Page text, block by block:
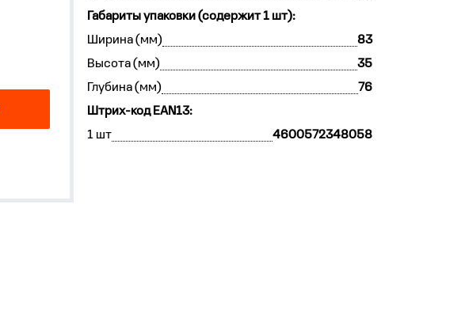
Габариты упаковки (содержит 1 шт):
Ширина (мм)
83
Высота (мм)
35
Глубина (мм)
76
Штрих-код EAN13:
1 шт
4600572348058